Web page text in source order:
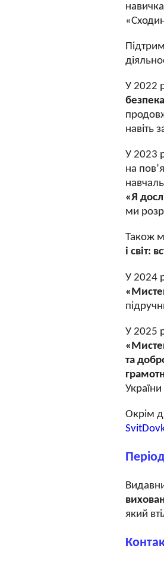
У 2022
навіть
У 2023
на
«Я
ми
Також
і світ:
У 2024
У 2025
та
Окрім
який